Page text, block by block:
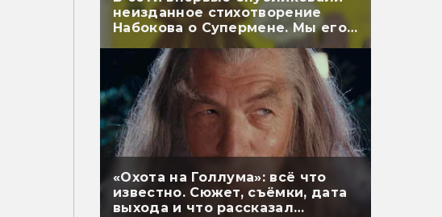
неизданное стихотворение
Набокова о Супермене. Мы его
перевели
«Охота на Голлума»: всё что
известно. Сюжет, съёмки, дата
выхода и что рассказал